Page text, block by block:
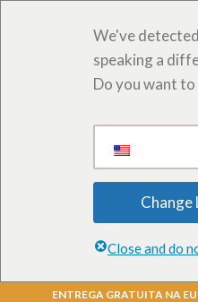
We've
speaking a
Do you want
Change
Close and do
ENTREGA GRATUITA NA